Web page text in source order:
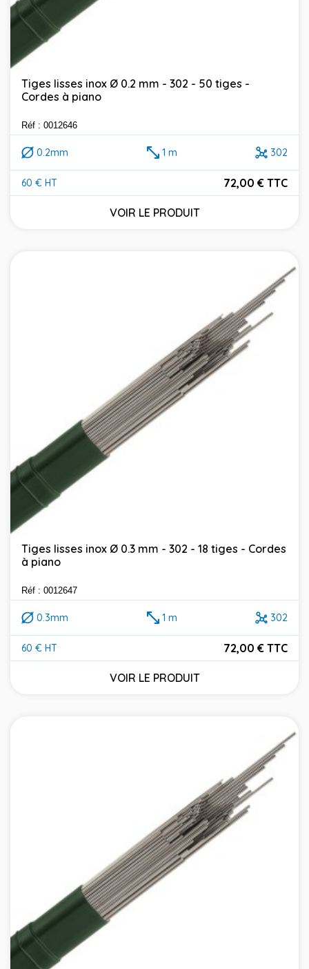
Tiges lisses inox Ø 0.2 mm - 302 - 50 tiges -
Cordes à piano
Réf : 0012646
0.2mm 1 m 302
60 € HT
Prix
72,00 € TTC
VOIR LE PRODUIT
Tiges lisses inox Ø 0.3 mm - 302 - 18 tiges - Cordes
à piano
Réf : 0012647
0.3mm 1 m 302
60 € HT
Prix
72,00 € TTC
VOIR LE PRODUIT